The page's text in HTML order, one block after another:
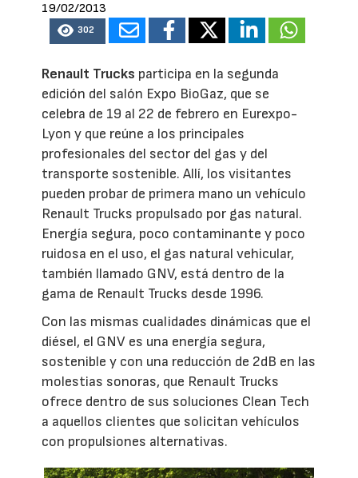
19/02/2013
302
Renault Trucks participa en la segunda
edición del salón Expo BioGaz, que se
celebra de 19 al 22 de febrero en Eurexpo-
Lyon y que reúne a los principales
profesionales del sector del gas y del
transporte sostenible. Allí, los visitantes
pueden probar de primera mano un vehículo
Renault Trucks propulsado por gas natural.
Energía segura, poco contaminante y poco
ruidosa en el uso, el gas natural vehicular,
también llamado GNV, está dentro de la
gama de Renault Trucks desde 1996.
Con las mismas cualidades dinámicas que el
diésel, el GNV es una energía segura,
sostenible y con una reducción de 2dB en las
molestias sonoras, que Renault Trucks
ofrece dentro de sus soluciones Clean Tech
a aquellos clientes que solicitan vehículos
con propulsiones alternativas.